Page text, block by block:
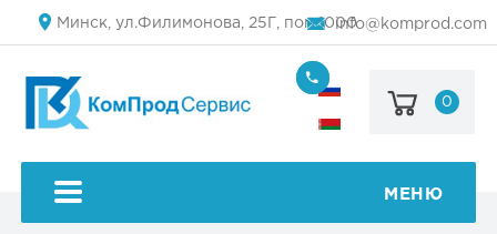
Минск, ул.Филимонова, 25Г, пом.1000info@komprod.com
(499)
444-
50
0
МЕНЮ